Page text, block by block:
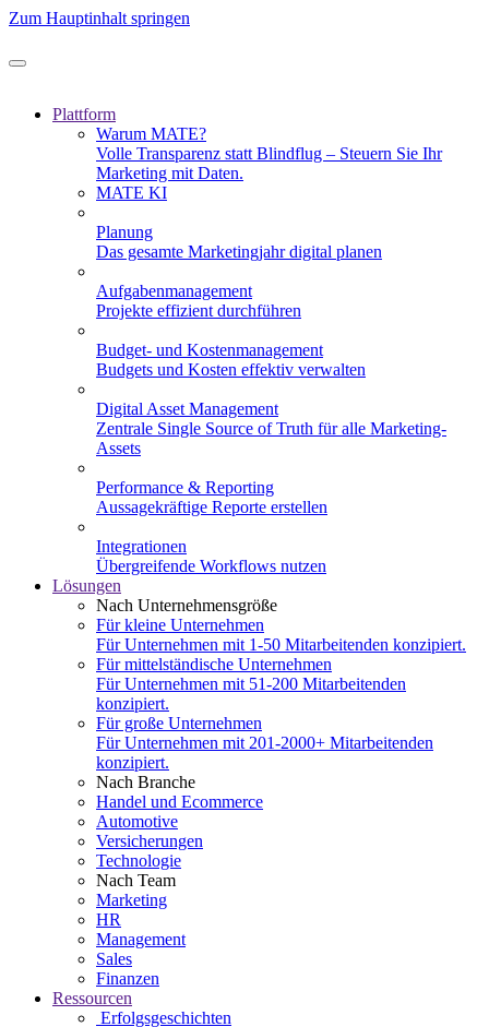
Zum Hauptinhalt springen
Plattform
Warum MATE?
Volle Transparenz statt Blindflug – Steuern Sie Ihr
Marketing mit Daten.
MATE KI
Planung
Das gesamte Marketingjahr digital planen
Aufgabenmanagement
Projekte effizient durchführen
Budget- und Kostenmanagement
Budgets und Kosten effektiv verwalten
Digital Asset Management
Zentrale Single Source of Truth für alle Marketing-
Assets
Performance & Reporting
Aussagekräftige Reporte erstellen
Integrationen
Übergreifende Workflows nutzen
Lösungen
Nach Unternehmensgröße
Für kleine Unternehmen
Für Unternehmen mit 1-50 Mitarbeitenden konzipiert.
Für mittelständische Unternehmen
Für Unternehmen mit 51-200 Mitarbeitenden
konzipiert.
Für große Unternehmen
Für Unternehmen mit 201-2000+ Mitarbeitenden
konzipiert.
Nach Branche
Handel und Ecommerce
Automotive
Versicherungen
Technologie
Nach Team
Marketing
HR
Management
Sales
Finanzen
Ressourcen
Erfolgsgeschichten